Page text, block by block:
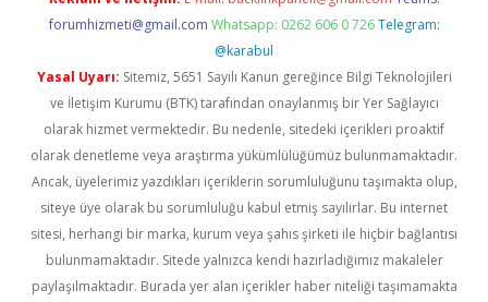
forumhizmeti@gmail.com Whatsapp: 0262 606 0 726 Telegram:
@karabul
Yasal Uyarı: Sitemiz, 5651 Sayılı Kanun gereğince Bilgi Teknolojileri
ve İletişim Kurumu (BTK) tarafından onaylanmış bir Yer Sağlayıcı
olarak hizmet vermektedir. Bu nedenle, sitedeki içerikleri proaktif
olarak denetleme veya araştırma yükümlülüğümüz bulunmamaktadır.
Ancak, üyelerimiz yazdıkları içeriklerin sorumluluğunu taşımakta olup,
siteye üye olarak bu sorumluluğu kabul etmiş sayılırlar. Bu internet
sitesi, herhangi bir marka, kurum veya şahıs şirketi ile hiçbir bağlantısı
bulunmamaktadır. Sitede yalnızca kendi hazırladığımız makaleler
paylaşılmaktadır. Burada yer alan içerikler haber niteliği taşımamakta